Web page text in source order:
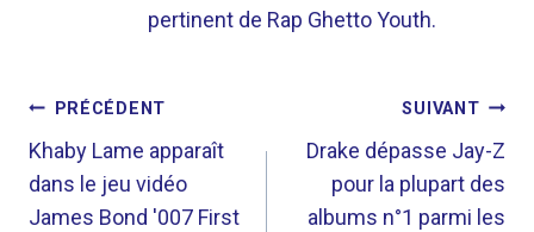
pertinent de Rap Ghetto Youth.
NAVIGATION
DE
L’ARTICLE
PRÉCÉDENT
Khaby Lame apparaît
dans le jeu vidéo
James Bond '007 First
SUIVANT
Drake dépasse Jay-Z
pour la plupart des
albums n°1 parmi les